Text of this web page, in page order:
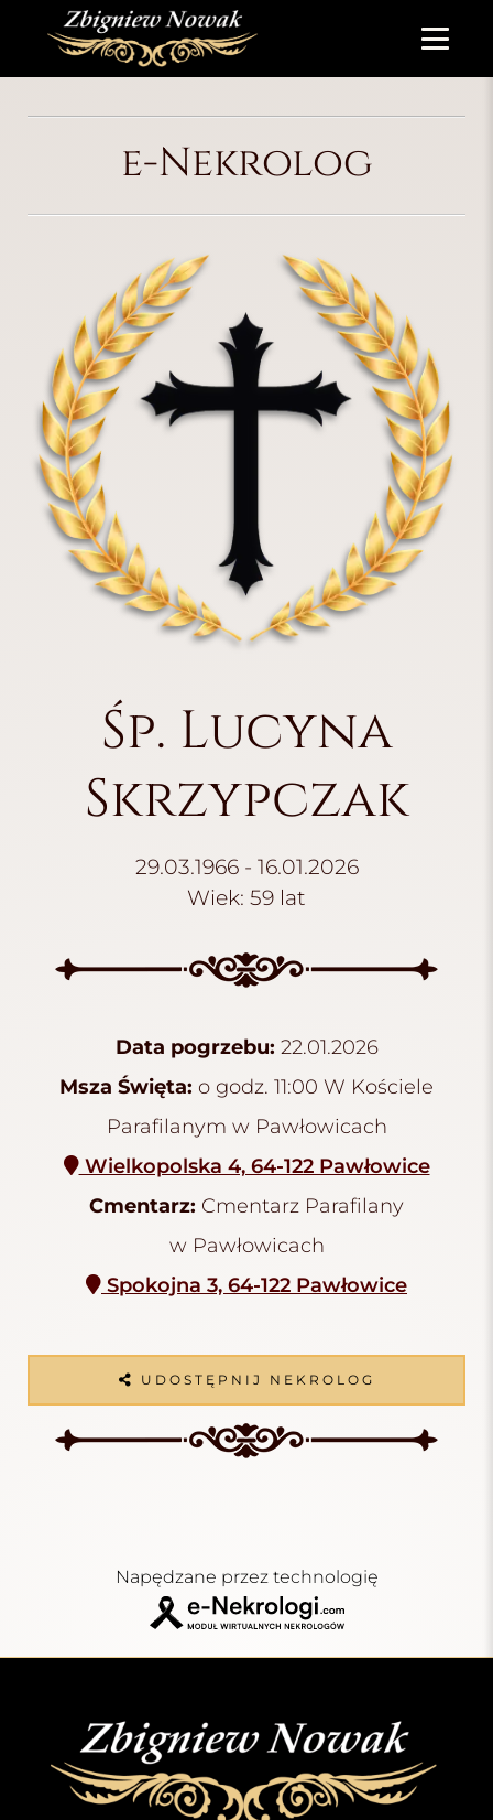
e-Nekrolog
Śp. Lucyna
Skrzypczak
29.03.1966 - 16.01.2026
Wiek: 59 lat
Data pogrzebu: 22.01.2026
Msza Święta: o godz. 11:00 W Kościele
Parafilanym w Pawłowicach
Wielkopolska 4, 64-122 Pawłowice
Cmentarz: Cmentarz Parafilany
w Pawłowicach
Spokojna 3, 64-122 Pawłowice
UDOSTĘPNIJ NEKROLOG
Napędzane przez technologię